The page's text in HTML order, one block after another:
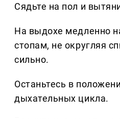
Сядьте на пол и
На выдохе медленно
стопам, не округляя
сильно.
Останьтесь в
дыхательных цикла.